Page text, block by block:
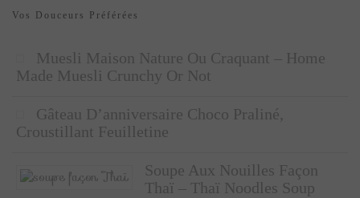
Vos Douceurs Préférées
Muesli Maison Nature Ou Craquant – Home
Made Muesli Crunchy Or Not
Gâteau D’anniversaire Choco Praliné,
Croustillant Feuilletine
Soupe Aux Nouilles Façon
Thaï – Thaï Noodles Soup